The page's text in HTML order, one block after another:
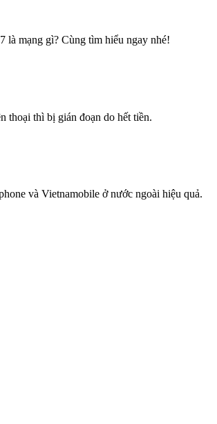
là mạng gì? Cùng tìm hiểu ngay nhé!
thoại thì bị gián đoạn do hết tiền.
và Vietnamobile ở nước ngoài hiệu quả.